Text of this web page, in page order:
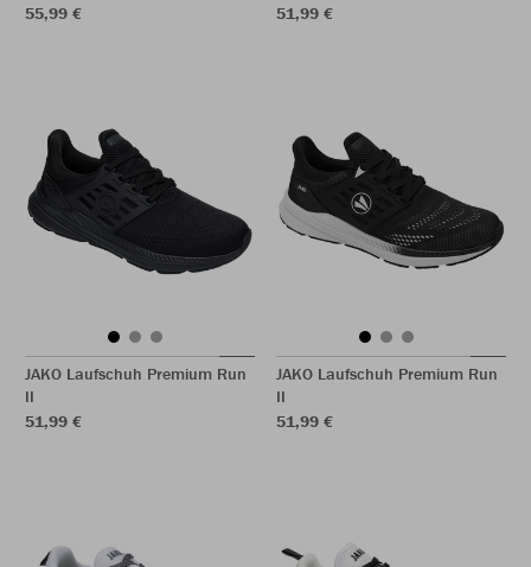
55,99 €
51,99 €
JAKO Laufschuh Premium Run
II
51,99 €
JAKO Laufschuh Premium Run
II
51,99 €